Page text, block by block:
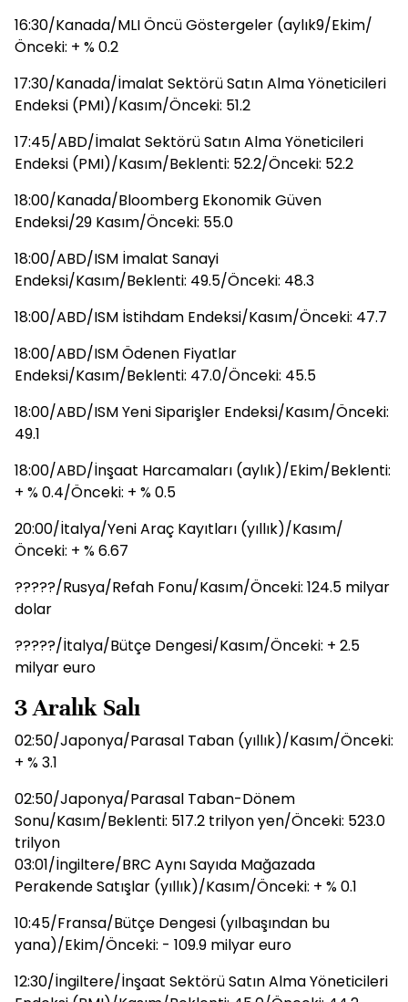
16:30/Kanada/MLI Öncü Göstergeler (aylık9/Ekim/
Önceki: + % 0.2
17:30/Kanada/İmalat Sektörü Satın Alma Yöneticileri
Endeksi (PMI)/Kasım/Önceki: 51.2
17:45/ABD/İmalat Sektörü Satın Alma Yöneticileri
Endeksi (PMI)/Kasım/Beklenti: 52.2/Önceki: 52.2
18:00/Kanada/Bloomberg Ekonomik Güven
Endeksi/29 Kasım/Önceki: 55.0
18:00/ABD/ISM İmalat Sanayi
Endeksi/Kasım/Beklenti: 49.5/Önceki: 48.3
18:00/ABD/ISM İstihdam Endeksi/Kasım/Önceki: 47.7
18:00/ABD/ISM Ödenen Fiyatlar
Endeksi/Kasım/Beklenti: 47.0/Önceki: 45.5
18:00/ABD/ISM Yeni Siparişler Endeksi/Kasım/Önceki:
49.1
18:00/ABD/İnşaat Harcamaları (aylık)/Ekim/Beklenti:
+ % 0.4/Önceki: + % 0.5
20:00/İtalya/Yeni Araç Kayıtları (yıllık)/Kasım/
Önceki: + % 6.67
?????/Rusya/Refah Fonu/Kasım/Önceki: 124.5 milyar
dolar
?????/İtalya/Bütçe Dengesi/Kasım/Önceki: + 2.5
milyar euro
3 Aralık Salı
02:50/Japonya/Parasal Taban (yıllık)/Kasım/Önceki:
+ % 3.1
02:50/Japonya/Parasal Taban-Dönem
Sonu/Kasım/Beklenti: 517.2 trilyon yen/Önceki: 523.0
trilyon
03:01/İngiltere/BRC Aynı Sayıda Mağazada
Perakende Satışlar (yıllık)/Kasım/Önceki: + % 0.1
10:45/Fransa/Bütçe Dengesi (yılbaşından bu
yana)/Ekim/Önceki: - 109.9 milyar euro
12:30/İngiltere/İnşaat Sektörü Satın Alma Yöneticileri